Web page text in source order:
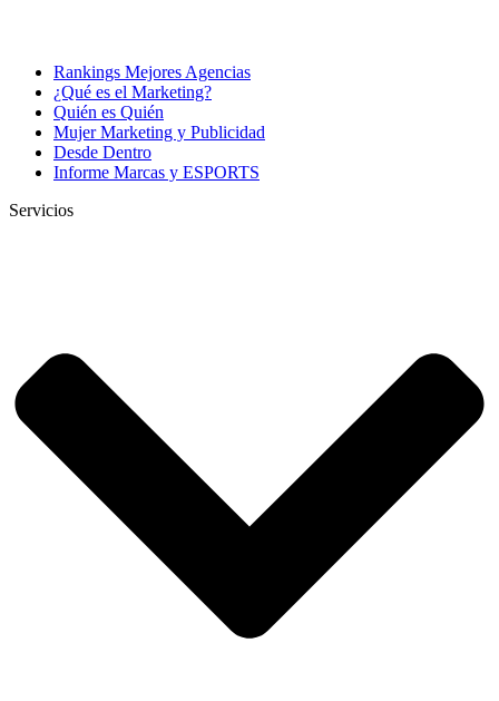
Rankings Mejores Agencias
¿Qué es el Marketing?
Quién es Quién
Mujer Marketing y Publicidad
Desde Dentro
Informe Marcas y ESPORTS
Servicios